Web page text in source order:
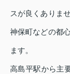
スが良くありま
神保町などの都
ます。
高島平駅から主